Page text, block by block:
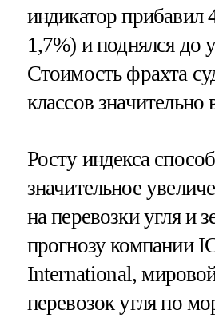
индикатор прибавил
1,7%) и поднялся до
Стоимость фрахта
классов значительно
Росту индекса
значительное
на перевозки угля и
прогнозу компании
International,
перевозок угля по